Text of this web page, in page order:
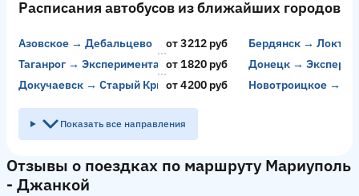
Расписания автобусов из ближайших городов
Азовское → Дебальцево от 3212 руб
Бердянск → Локтев
Таганрог → Экспериментальныйот 1820 руб
Донецк →
Докучаевск → Старый Крымот 4200 руб Новотроицкое →
Показать все направления
Отзывы о поездках по маршруту Мариуполь
- Джанкой